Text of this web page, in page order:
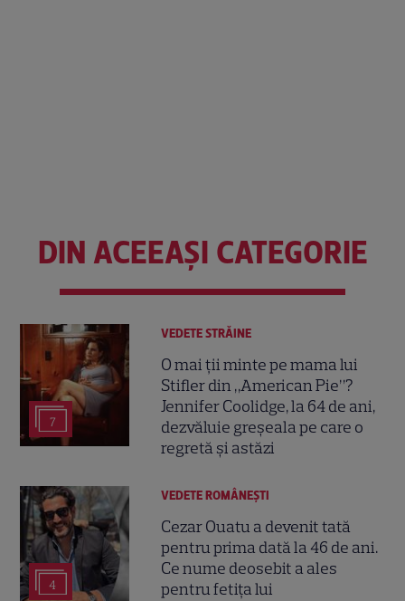
DIN ACEEAȘI CATEGORIE
7
VEDETE STRĂINE
O mai ții minte pe mama lui
Stifler din „American Pie”?
Jennifer Coolidge, la 64 de ani,
dezvăluie greșeala pe care o
regretă și astăzi
4
VEDETE ROMÂNEŞTI
Cezar Ouatu a devenit tată
pentru prima dată la 46 de ani.
Ce nume deosebit a ales
pentru fetița lui